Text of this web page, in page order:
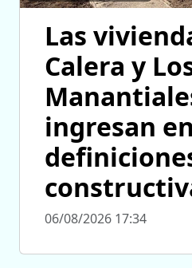
Las
Calera y
ingresan
06/08/2026 17:34